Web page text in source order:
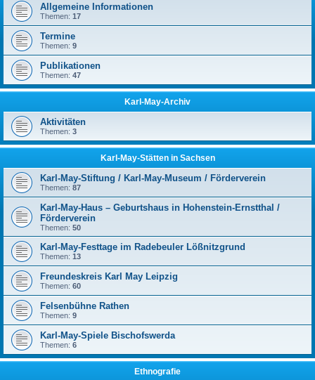
Allgemeine Informationen
Themen: 17
Termine
Themen: 9
Publikationen
Themen: 47
Karl-May-Archiv
Aktivitäten
Themen: 3
Karl-May-Stätten in Sachsen
Karl-May-Stiftung / Karl-May-Museum / Förderverein
Themen: 87
Karl-May-Haus – Geburtshaus in Hohenstein-Ernstthal /
Förderverein
Themen: 50
Karl-May-Festtage im Radebeuler Lößnitzgrund
Themen: 13
Freundeskreis Karl May Leipzig
Themen: 60
Felsenbühne Rathen
Themen: 9
Karl-May-Spiele Bischofswerda
Themen: 6
Ethnografie